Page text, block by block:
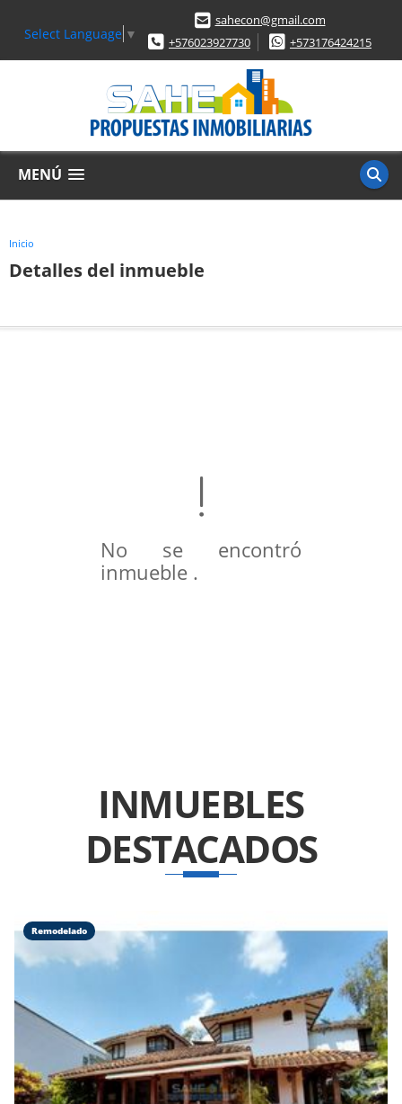
Select Language ▼
sahecon@gmail.com
+576023927730
+573176424215
MENÚ
Inicio
Detalles del inmueble
No se encontró
inmueble .
INMUEBLES
DESTACADOS
Remodelado